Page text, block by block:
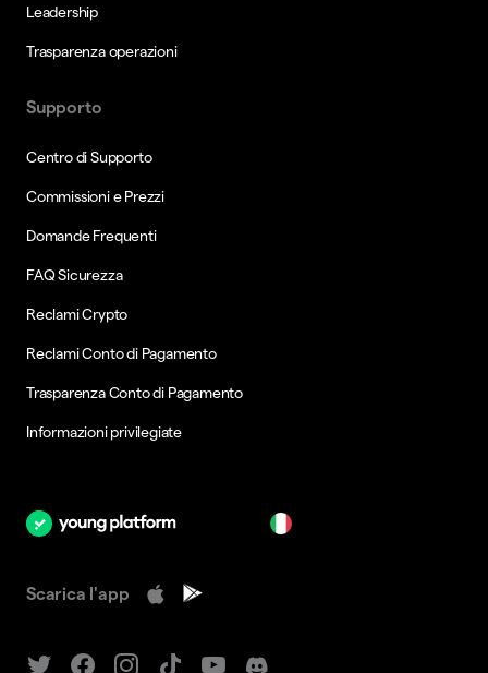
Leadership
Trasparenza operazioni
Supporto
Centro di Supporto
Commissioni e Prezzi
Domande Frequenti
FAQ Sicurezza
Reclami Crypto
Reclami Conto di Pagamento
Trasparenza Conto di Pagamento
Informazioni privilegiate
Scarica l'app